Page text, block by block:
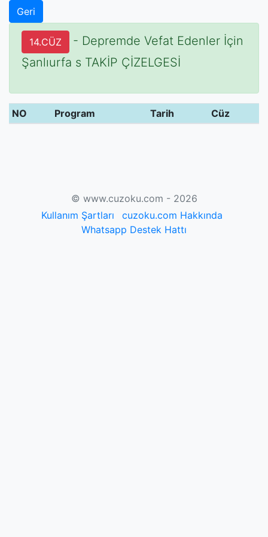
Geri
14.CÜZ
- Depremde Vefat Edenler İçin
Şanlıurfa s TAKİP ÇİZELGESİ
NO Program Tarih Cüz
© www.cuzoku.com - 2026
Kullanım Şartları
cuzoku.com Hakkında
Whatsapp Destek Hattı